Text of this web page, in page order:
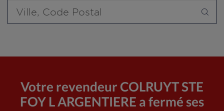
Votre revendeur COLRUYT STE
FOY L ARGENTIERE a fermé ses